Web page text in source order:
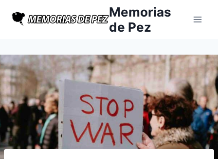
Memorias
de Pez